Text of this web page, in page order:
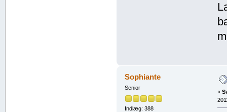
Sophiante
Senior
Indlæg: 388
«